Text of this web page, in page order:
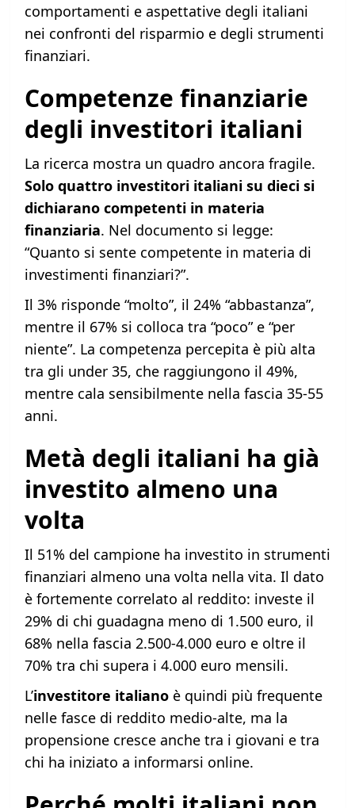
comportamenti e aspettative degli italiani
nei confronti del risparmio e degli strumenti
finanziari.
Competenze finanziarie
degli investitori italiani
La ricerca mostra un quadro ancora fragile.
Solo quattro investitori italiani su dieci si
dichiarano competenti in materia
finanziaria. Nel documento si legge:
“Quanto si sente competente in materia di
investimenti finanziari?”.
Il 3% risponde “molto”, il 24% “abbastanza”,
mentre il 67% si colloca tra “poco” e “per
niente”. La competenza percepita è più alta
tra gli under 35, che raggiungono il 49%,
mentre cala sensibilmente nella fascia 35-55
anni.
Metà degli italiani ha già
investito almeno una
volta
Il 51% del campione ha investito in strumenti
finanziari almeno una volta nella vita. Il dato
è fortemente correlato al reddito: investe il
29% di chi guadagna meno di 1.500 euro, il
68% nella fascia 2.500-4.000 euro e oltre il
70% tra chi supera i 4.000 euro mensili.
L’investitore italianoè quindi più frequente
nelle fasce di reddito medio-alte, ma la
propensione cresce anche tra i giovani e tra
chi ha iniziato a informarsi online.